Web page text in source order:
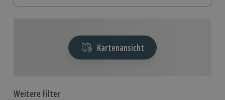
Kartenansicht
Weitere Filter